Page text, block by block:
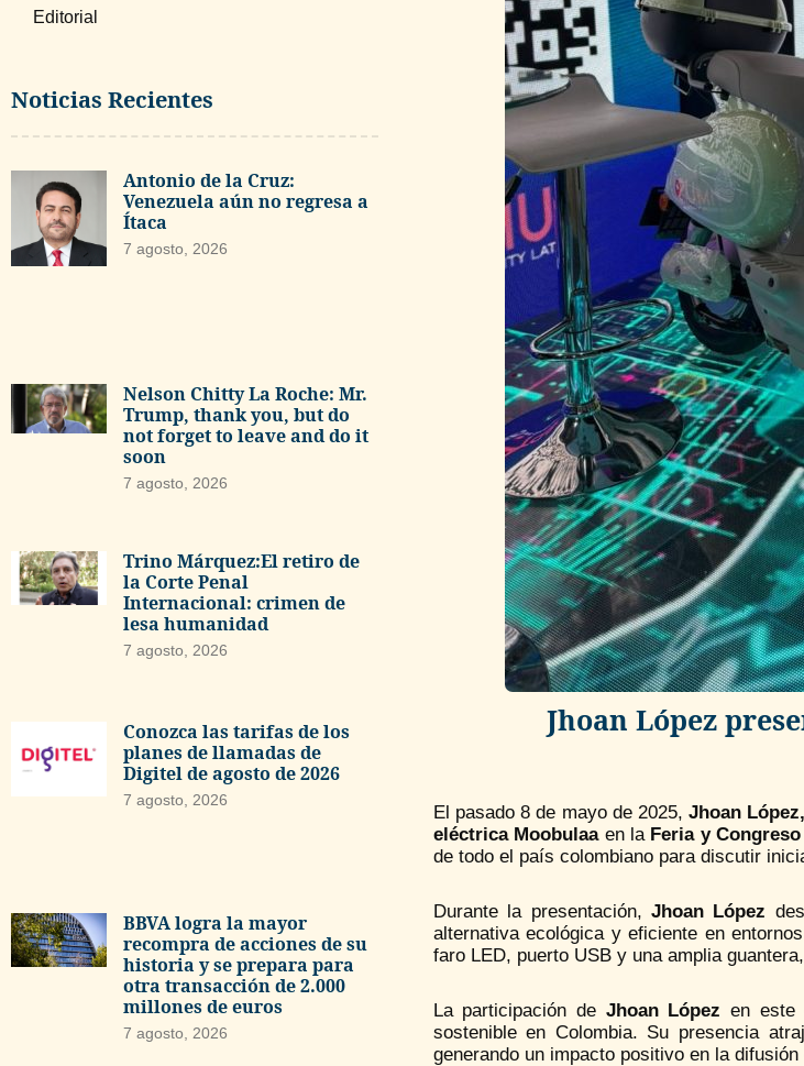
Editorial
Noticias Recientes
Antonio de la Cruz:
Venezuela aún no regresa a
Ítaca
7 agosto, 2026
Nelson Chitty La Roche: Mr.
Trump, thank you, but do
not forget to leave and do it
soon
7 agosto, 2026
Trino Márquez:El retiro de
la Corte Penal
Internacional: crimen de
lesa humanidad
7 agosto, 2026
Conozca las tarifas de los
planes de llamadas de
Digitel de agosto de 2026
7 agosto, 2026
BBVA logra la mayor
recompra de acciones de su
historia y se prepara para
otra transacción de 2.000
millones de euros
7 agosto, 2026
Jhoan López
El pasado 8 de mayo de 2025,Jhoan
eléctrica Moobulaaen la Feria y
de todo el país colombiano para discutir
Durante la presentación, Jhoan López
alternativa ecológica y eficiente en
faro LED, puerto USB y una amplia
La participación de Jhoan López en este
sostenible en Colombia. Su presencia
generando un impacto positivo en la